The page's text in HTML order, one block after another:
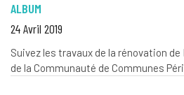
ALBUM
24 Avril 2019
Suivez les travaux de la rénovation
de la Communauté de Communes